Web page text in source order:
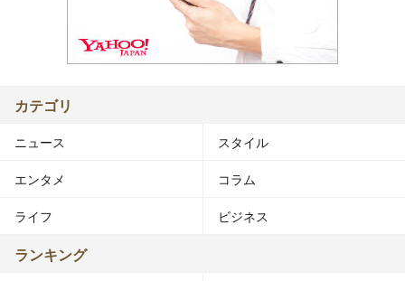
カテゴリ
ニュース スタイル
エンタメ コラム
ライフ ビジネス
ランキング